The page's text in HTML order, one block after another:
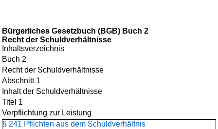
Bürgerliches Gesetzbuch (BGB) Buch 2
Recht der Schuldverhältnisse
Inhaltsverzeichnis
Buch 2
Recht der Schuldverhältnisse
Abschnitt 1
Inhalt der Schuldverhältnisse
Titel 1
Verpflichtung zur Leistung
§ 241 Pflichten aus dem Schuldverhältnis